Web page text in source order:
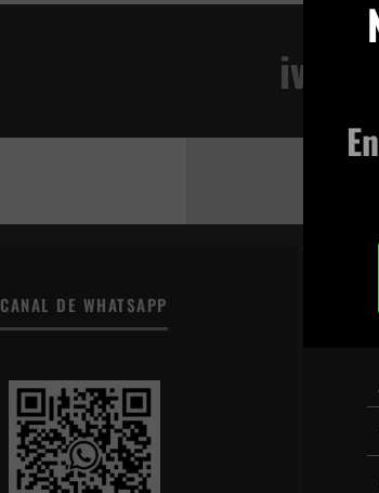
DONNA HARAWAY: CUENTOS PARA LA SUPERVIVENCIA TERRENAL
CANAL DE WHATSAPP